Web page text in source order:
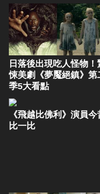
日落後出現吃人怪物！
悚美劇《夢魘絕鎮》第
季5大看點
《飛越比佛利》演員今
比一比